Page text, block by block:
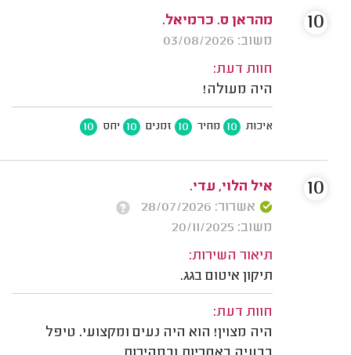
מהראן ס. כרמיאל.
משוב: 03/08/2026
חוות דעת:
היה מעולה!
איכות 10 מחיר 10 זמנים 10 יחס 10
10
איל הלוי, עדי.
אשרור: 28/07/2026
משוב: 20/11/2025
תיאור השירות:
תיקון איטום בגג.
חוות דעת:
היה מצוין! הוא היה נעים ומקצועי. טיפל
10